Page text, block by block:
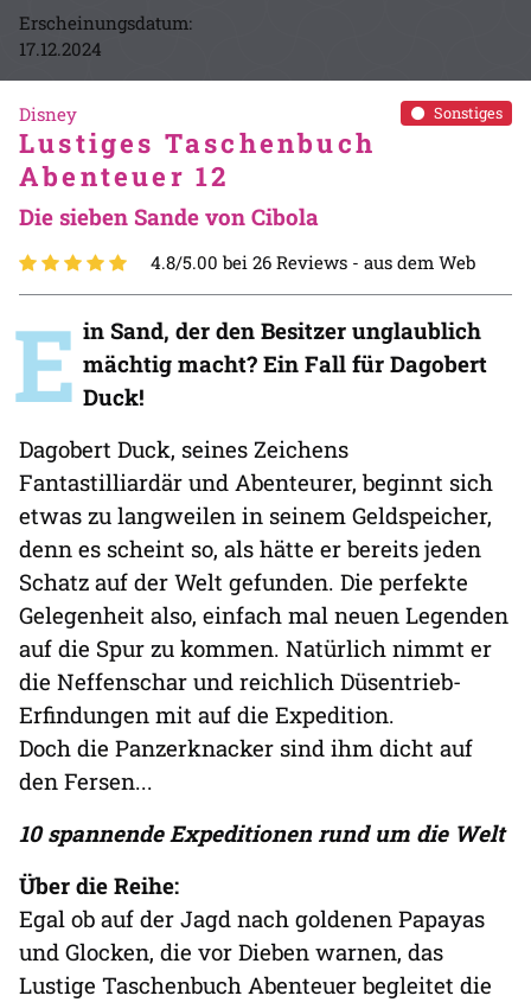
Erscheinungsdatum:
17.12.2024
Sonstiges
Disney
Lustiges Taschenbuch
Abenteuer 12
Die sieben Sande von Cibola
4.8/5.00 bei 26 Reviews - aus dem Web
E in Sand, der den Besitzer unglaublich
mächtig macht? Ein Fall für Dagobert
Duck!
Dagobert Duck, seines Zeichens
Fantastilliardär und Abenteurer, beginnt sich
etwas zu langweilen in seinem Geldspeicher,
denn es scheint so, als hätte er bereits jeden
Schatz auf der Welt gefunden. Die perfekte
Gelegenheit also, einfach mal neuen Legenden
auf die Spur zu kommen. Natürlich nimmt er
die Neffenschar und reichlich Düsentrieb-
Erfindungen mit auf die Expedition.
Doch die Panzerknacker sind ihm dicht auf
den Fersen...
10 spannende Expeditionen rund um die Welt
Über die Reihe:
Egal ob auf der Jagd nach goldenen Papayas
und Glocken, die vor Dieben warnen, das
Lustige Taschenbuch Abenteuer begleitet die